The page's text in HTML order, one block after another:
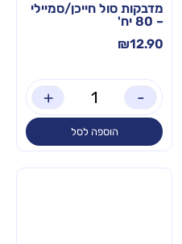
מדבקות סול חייכן/סמיילי
– 80 יח'
₪12.90
-
+
הוספה לסל